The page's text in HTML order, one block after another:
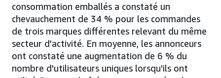
consommation emballés a constaté un
chevauchement de 34 % pour les commandes
de trois marques différentes relevant du même
secteur d'activité. En moyenne, les annonceurs
ont constaté une augmentation de 6 % du
nombre d'utilisateurs uniques lorsqu'ils ont